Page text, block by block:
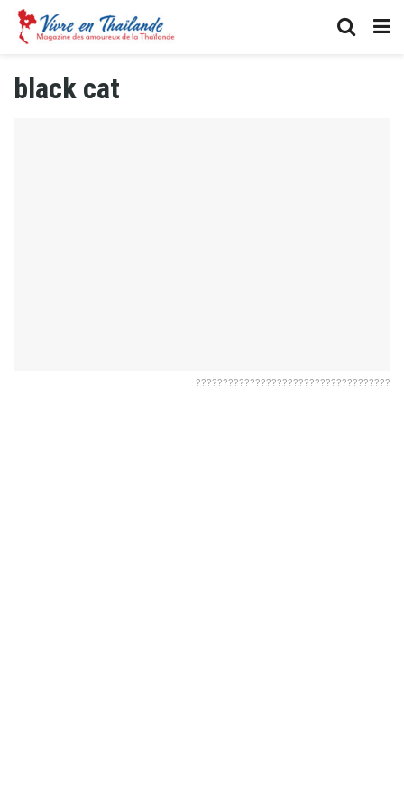
black cat
????????????????????????????????????